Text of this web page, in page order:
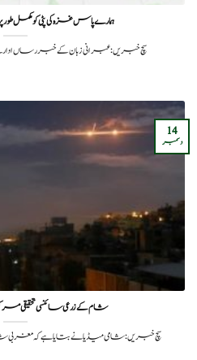
ہمارے پاس غزہ کی پٹی کو مکمل طور پر
سچ خبریں: عبرانی زبان کے خبر رساں
شام کے زرعی سائنسی تحقیقی
سچ خبریں: شامی میڈیا نے بتایا ہے کہ
14
دسمبر